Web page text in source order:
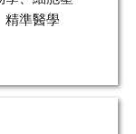
精準醫學